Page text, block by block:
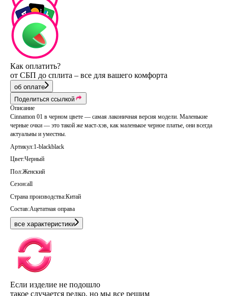
Как оплатить?
от СБП до сплита – все для вашего комфорта
об оплате
Поделиться ссылкой
Описание
Cinnamon 01 в черном цвете — самая лаконичная версия модели. Маленькие
черные очки — это такой же маст-хэв, как маленькое черное платье, они всегда
актуальны и уместны.
Артикул:1-blackblack
Цвет:Черный
Пол:Женский
Сезон:all
Страна производства:Китай
Состав:Ацетатная оправа
все характеристики
Если изделие не подошло
такое случается редко, но мы все решим